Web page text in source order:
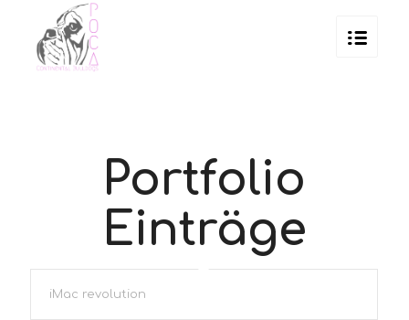
Portfolio
Einträge
iMac revolution